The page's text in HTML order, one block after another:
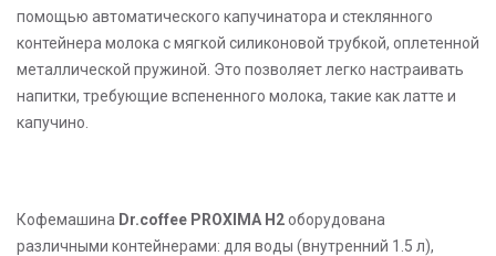
помощью автоматического капучинатора и стеклянного
контейнера молока с мягкой силиконовой трубкой, оплетенной
металлической пружиной. Это позволяет легко настраивать
напитки, требующие вспененного молока, такие как латте и
капучино.
Кофемашина Dr.coffee PROXIMA H2оборудована
различными контейнерами: для воды (внутренний 1.5 л),